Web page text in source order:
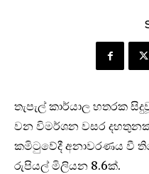
තැපැල් කාර්යාල හතරක
වන විමර්ශන වසර දහතුනක්
කමිටුවේදී අනාවරණය වී
රුපියල් මිලියන 8.6ක්.